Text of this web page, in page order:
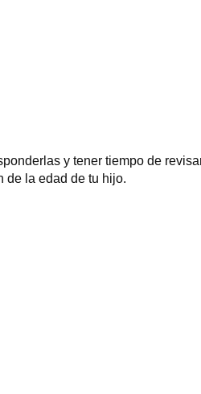
y tener tiempo de
de la edad de tu hijo.